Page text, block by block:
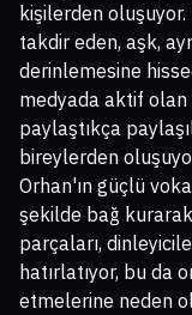
kişilerden
takdir eden, aşk,
derinlemesine
medyada aktif olan
paylaştıkça
bireylerden
Orhan'ın güçlü
şekilde bağ
parçaları,
hatırlatıyor, bu da
etmelerine neden